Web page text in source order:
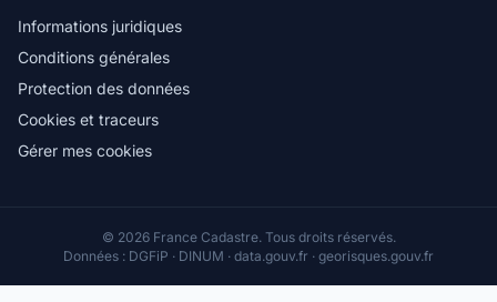
Informations juridiques
Conditions générales
Protection des données
Cookies et traceurs
Gérer mes cookies
© 2026 France Cadastre. Tous droits réservés.
Données : DGFiP · DINUM · data.gouv.fr · georisques.gouv.fr